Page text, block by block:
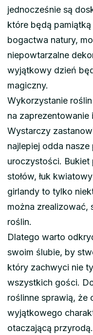
jednocześnie są
które będą pamiątką
bogactwa natury,
niepowtarzalne
wyjątkowy dzień
magiczny.
Wykorzystanie
na
Wystarczy
najlepiej odda
uroczystości. Bukiet
stołów, łuk
girlandy to tylko
można zrealizować,
roślin.
Dlatego warto
swoim ślubie, by
który zachwyci nie
wszystkich gości.
roślinne sprawią, że
wyjątkowego
otaczającą przyrodą.